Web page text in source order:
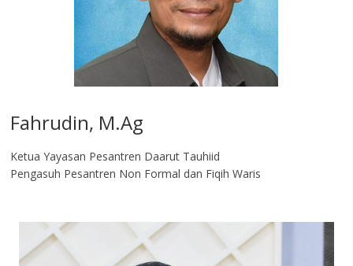
Fahrudin, M.Ag​
Ketua Yayasan Pesantren Daarut Tauhiid
Pengasuh Pesantren Non Formal dan Fiqih Waris